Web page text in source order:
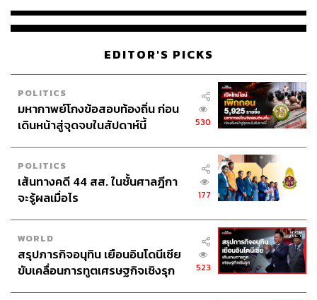
EDITOR'S PICKS
POLITICS
มหากาพย์โกงข้อสอบท้องถิ่น ก่อน
เดินหน้าสู่จุดจบในสัปดาห์นี้
530
POLITICS
เส้นทางคดี 44 สส. ในชั้นศาลฎีกา
จะรู้ผลเมื่อไร
177
WORLD
สรุปภารกิจอนุทิน เยือนอินโดนีเซีย
ขับเคลื่อนการทูตเศรษฐกิจเชิงรุก
523